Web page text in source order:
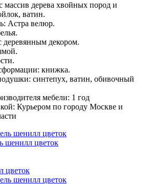
массив дерева хвойных пород и
ватин.
Астра велюр.
деревянным декором.
книжка.
синтепух, ватин, обивочный
мебели: 1 год
Курьером по городу Москве и
шенилл цветок